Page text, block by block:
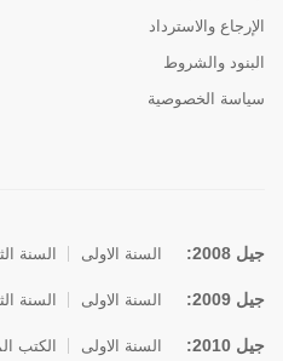
الإرجاع والاسترداد
البنود والشروط
سياسة الخصوصية
جيل 2008: السنة الاولى السنة
جيل 2009: السنة الاولى السنة
جيل 2010: السنة الاولى الكتب